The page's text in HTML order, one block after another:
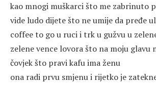
kao mnogi muškarci što me zabrinuto
vide ludo dijete što ne umije da pređe
coffee to go u ruci i trk u gužvu u
zelene vence lovora što na moju glavu
čovjek što pravi kafu ima ženu
ona radi prvu smjenu i rijetko je